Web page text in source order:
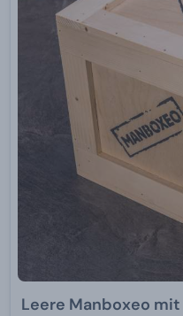
Leere Manboxeo